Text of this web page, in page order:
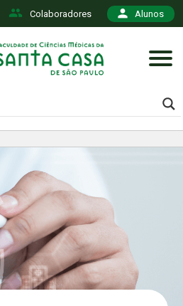
Colaboradores Alunos